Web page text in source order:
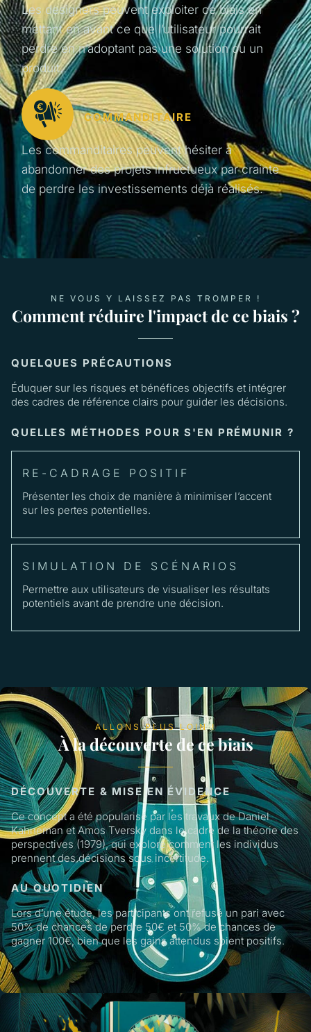
Les designers peuvent exploiter ce biais en
mettant en avant ce que l’utilisateur pourrait
perdre en n’adoptant pas une solution ou un
produit.
COMMANDITAIRE
Les commanditaires peuvent hésiter à
abandonner des projets infructueux par crainte
de perdre les investissements déjà réalisés.
NE VOUS Y LAISSEZ PAS TROMPER !
Comment réduire l'impact de ce biais ?
QUELQUES PRÉCAUTIONS
Éduquer sur les risques et bénéfices objectifs et intégrer
des cadres de référence clairs pour guider les décisions.
QUELLES MÉTHODES POUR S'EN PRÉMUNIR ?
RE-CADRAGE POSITIF
Présenter les choix de manière à minimiser l’accent
sur les pertes potentielles.
SIMULATION DE SCÉNARIOS
Permettre aux utilisateurs de visualiser les résultats
potentiels avant de prendre une décision.
ALLONS PLUS LOIN !
À la découverte de ce biais
DÉCOUVERTE & MISE EN ÉVIDENCE
Ce concept a été popularisé par les travaux de Daniel
Kahneman et Amos Tversky dans le cadre de la théorie des
perspectives (1979), qui explore comment les individus
prennent des décisions sous incertitude.
AU QUOTIDIEN
Lors d’une étude, les participants ont refusé un pari avec
50% de chances de perdre 50€ et 50% de chances de
gagner 100€, bien que les gains attendus soient positifs.